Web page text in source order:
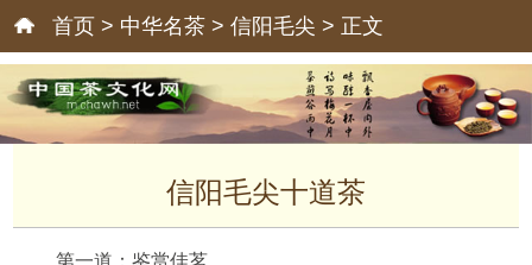
首页 > 中华名茶 > 信阳毛尖 > 正文
信阳毛尖十道茶